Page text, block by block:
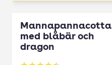
Mannapannacotta
med blåbär och
dragon